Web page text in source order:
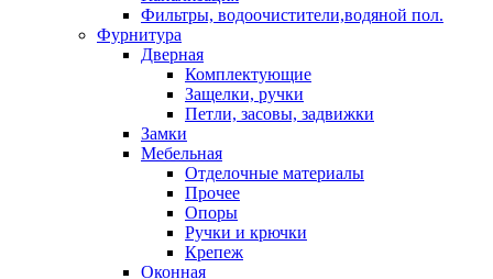
Фильтры, водоочистители,водяной пол.
Фурнитура
Дверная
Комплектующие
Защелки, ручки
Петли, засовы, задвижки
Замки
Мебельная
Отделочные материалы
Прочее
Опоры
Ручки и крючки
Крепеж
Оконная